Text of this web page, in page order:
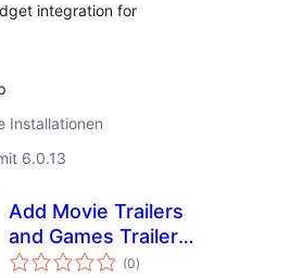
integration for
Installationen
6.0.13
Add Movie Trailers
and Games Trailers
to your site (0Bewertungen
insgesamt
)